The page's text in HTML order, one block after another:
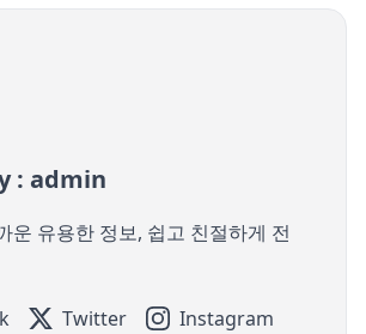
: admin
운 유용한 정보, 쉽고 친절하게 전
Twitter Instagram